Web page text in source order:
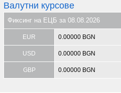
Валутни курсове
Фиксинг на ЕЦБ за 08.08.2026
EUR 0.00000 BGN
USD 0.00000 BGN
GBP 0.00000 BGN